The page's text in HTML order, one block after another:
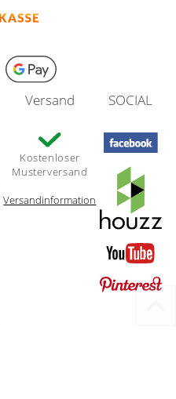
Versand
Kostenloser
Musterversand
Versandinformation
SOCIAL